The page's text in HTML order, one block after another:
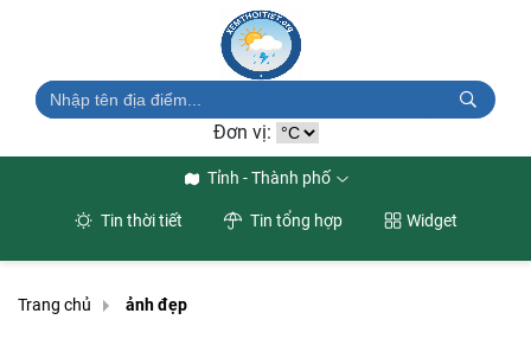
Đơn vị:
Tỉnh - Thành phố
Tin thời tiết Tin tổng hợp Widget
Trang chủ ảnh đẹp